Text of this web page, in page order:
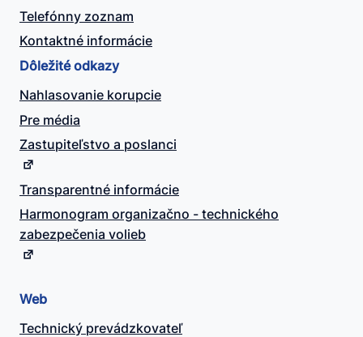
Telefónny zoznam
Kontaktné informácie
Dôležité odkazy
Nahlasovanie korupcie
Pre média
Zastupiteľstvo a poslanci
Transparentné informácie
Harmonogram organizačno - technického
zabezpečenia volieb
Web
Technický prevádzkovateľ